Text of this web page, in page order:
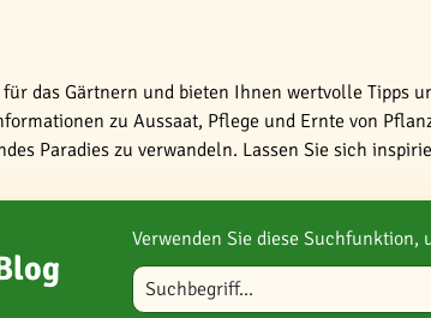
das Gärtnern und bieten Ihnen wertvolle Tipps
zu Aussaat, Pflege und Ernte von
Paradies zu verwandeln. Lassen Sie sich
Verwenden Sie diese
Blog durchsuchen